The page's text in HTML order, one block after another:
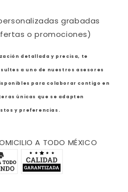
grabadas
o promociones)
detallada y precisa, te
a uno de nuestros asesores
para colaborar contigo en
únicas que se adapten
y preferencias.
A TODO MÉXICO